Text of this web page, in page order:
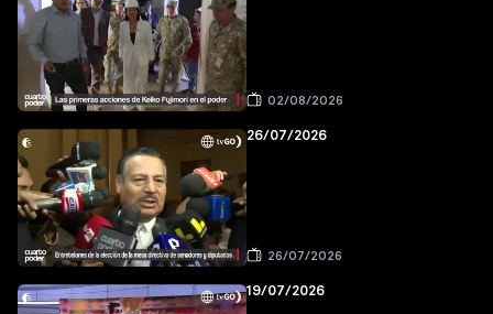
02/08/2026
26/07/2026
26/07/2026
19/07/2026